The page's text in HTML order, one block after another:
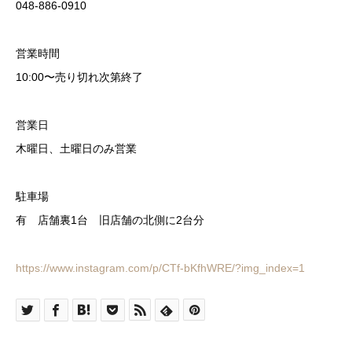
048-886-0910
営業時間
10:00〜売り切れ次第終了
営業日
木曜日、土曜日のみ営業
駐車場
有 店舗裏1台 旧店舗の北側に2台分
https://www.instagram.com/p/CTf-bKfhWRE/?img_index=1